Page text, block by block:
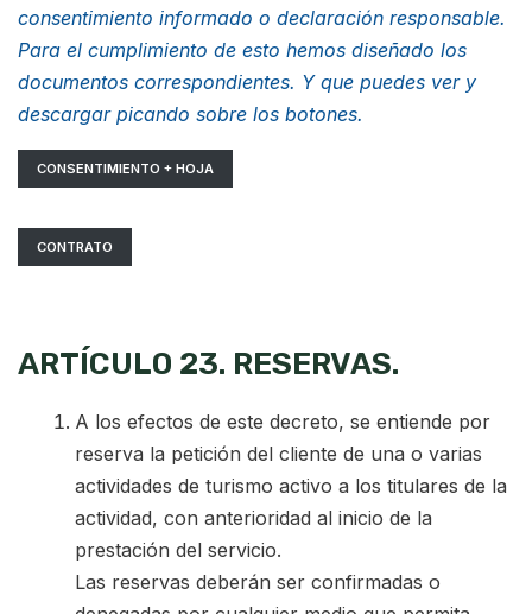
consentimiento informado o declaración responsable.
Para el cumplimiento de esto hemos diseñado los
documentos correspondientes. Y que puedes ver y
descargar picando sobre los botones.
CONSENTIMIENTO + HOJA
CONTRATO
ARTÍCULO 23. RESERVAS.
A los efectos de este decreto, se entiende por
reserva la petición del cliente de una o varias
actividades de turismo activo a los titulares de la
actividad, con anterioridad al inicio de la
prestación del servicio.
Las reservas deberán ser confirmadas o